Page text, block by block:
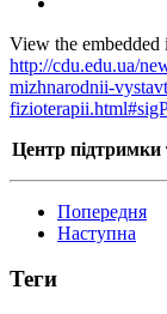
View the embedded
http://cdu.edu.ua/
mizhnarodnii-
Центр підтримки
Попередня
Наступна
Теги